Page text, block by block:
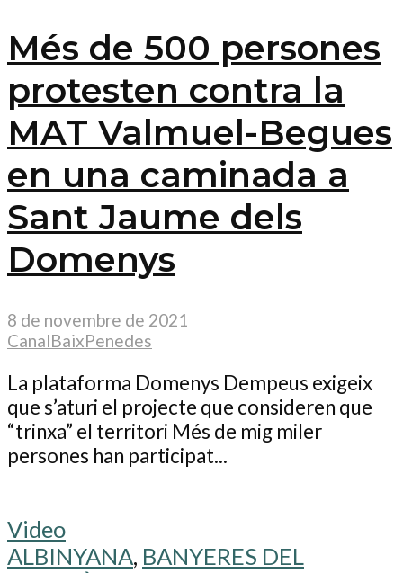
Més de 500 persones
protesten contra la
MAT Valmuel-Begues
en una caminada a
Sant Jaume dels
Domenys
8 de novembre de 2021
CanalBaixPenedes
La plataforma Domenys Dempeus exigeix
que s’aturi el projecte que consideren que
“trinxa” el territori Més de mig miler
persones han participat...
Video
ALBINYANA, BANYERES DEL